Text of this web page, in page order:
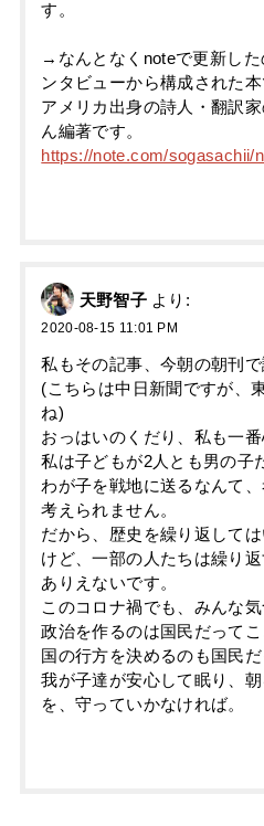
す。
→なんとなくnoteで更新し
ンタビューから構成された本
アメリカ出身の詩人・翻訳
ん編著です。
https://note.com/sogasachii/
天野智子 より:
2020-08-15 11:01 PM
私もその記事、今朝の朝刊で
(こちらは中日新聞ですが、
ね)
おっはいのくだり、私も一番
私は子どもが2人とも男の子
わが子を戦地に送るなんて、
考えられません。
だから、歴史を繰り返しては
けど、一部の人たちは繰り
ありえないです。
このコロナ禍でも、みんな気
政治を作るのは国民だってこ
国の行方を決めるのも国民だ
我が子達が安心して眠り、
を、守っていかなければ。